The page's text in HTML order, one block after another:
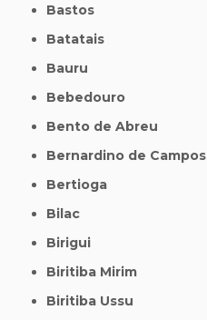
Bastos
Batatais
Bauru
Bebedouro
Bento de Abreu
Bernardino de Campos
Bertioga
Bilac
Birigui
Biritiba Mirim
Biritiba Ussu